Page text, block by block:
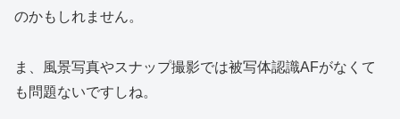
のかもしれません。
ま、風景写真やスナップ撮影では被写体認識AFがなくて
も問題ないですしね。